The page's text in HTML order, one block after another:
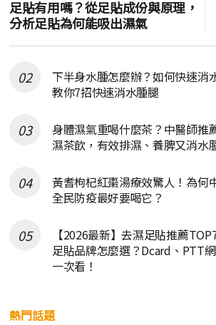
足貼有用嗎？從足貼成份與原理，
分析足貼為何能吸出濕氣
下半身水腫怎麼辦？如何快速消
教你7招快速消水腫腿
身體濕氣重喝什麼茶？中醫師推
濕茶飲，有效排濕、養脾又消水
黃耆枸杞紅棗湯療效驚人！為何
全民防疫最好要喝它？
【2026最新】去濕足貼推薦
足貼品牌怎麼選？Dcard、PTT
一次看！
熱門話題